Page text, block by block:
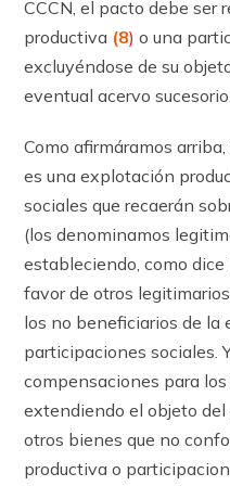
CCCN, el pacto debe ser
productiva (8) o una
excluyéndose de su
eventual acervo sucesorio.
Como afirmáramos
es una explotación
sociales que recaerán
(los denominamos
estableciendo, como
favor de otros
los no beneficiarios de
participaciones sociales.
compensaciones para
extendiendo el objeto
otros bienes que no
productiva o